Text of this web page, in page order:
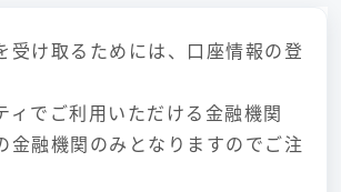
受け取るためには、口座情報の登
ィでご利用いただける金融機関
金融機関のみとなりますのでご注